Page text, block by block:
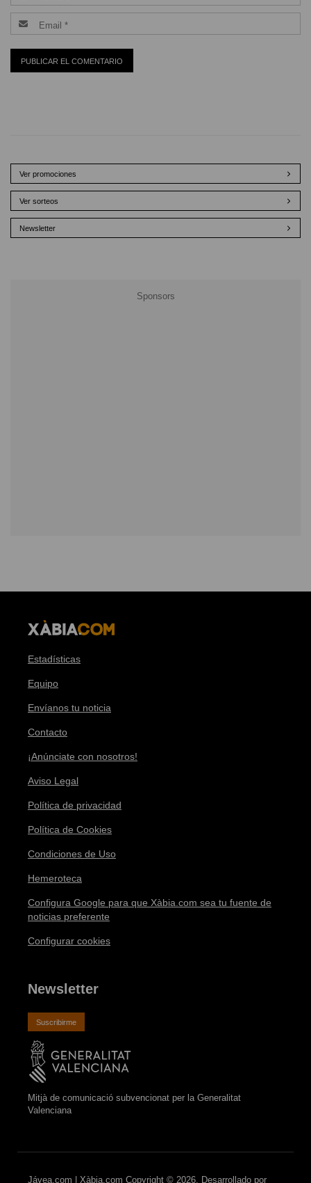
Ver promociones
Ver sorteos
Newsletter
Estadísticas
Equipo
Envíanos tu noticia
Contacto
¡Anúnciate con nosotros!
Aviso Legal
Política de privacidad
Política de Cookies
Condiciones de Uso
Hemeroteca
Configura Google para que Xàbia.com sea tu fuente de
noticias preferente
Configurar cookies
Newsletter
Suscribirme
Mitjà de comunicació subvencionat per la Generalitat
Valenciana
Jávea.com | Xàbia.com Copyright © 2026. Desarrollado por